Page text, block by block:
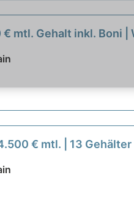
mtl. Gehalt inkl. Boni |
€ mtl. | 13